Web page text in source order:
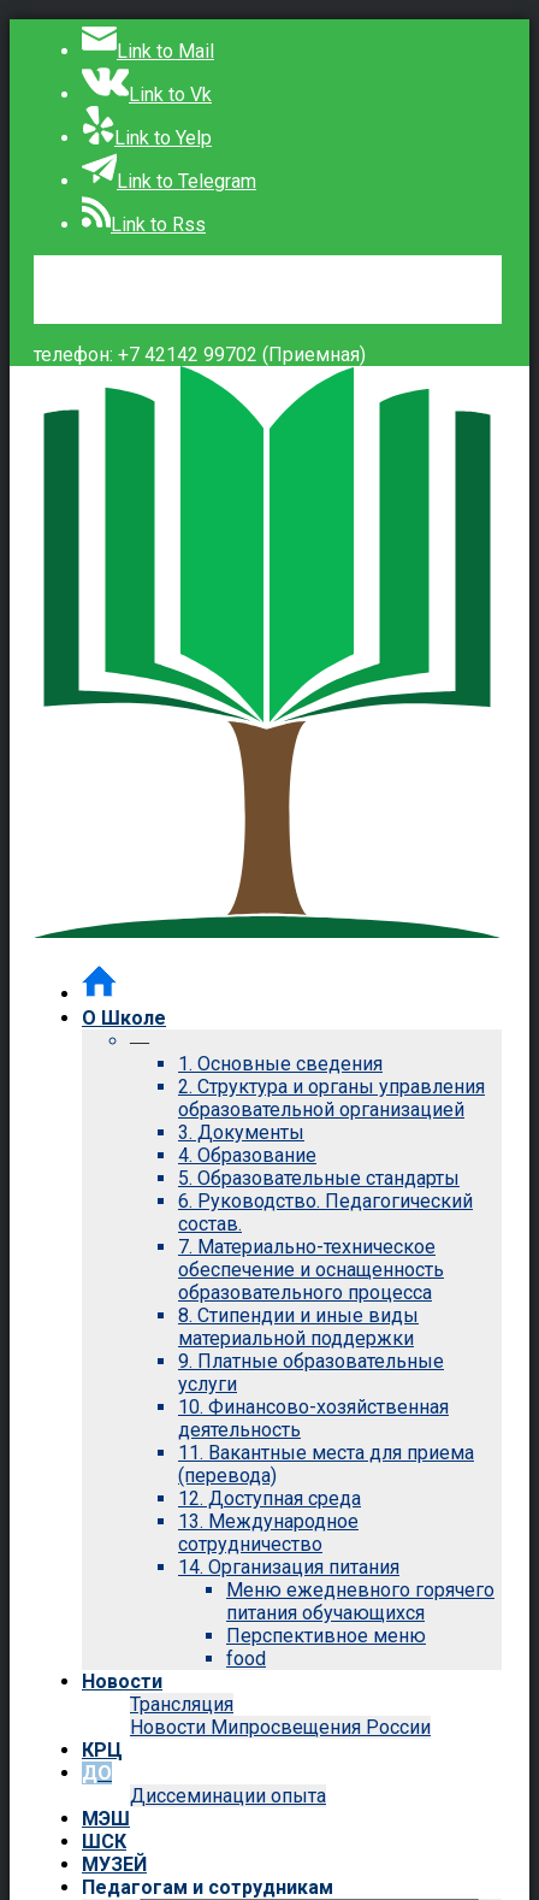
Link to Mail
Link to Vk
Link to Yelp
Link to Telegram
Link to Rss
телефон: +7 42142 99702 (Приемная)
О Школе
—
1. Основные сведения
2. Структура и органы управления
образовательной организацией
3. Документы
4. Образование
5. Образовательные стандарты
6. Руководство. Педагогический
состав.
7. Материально-техническое
обеспечение и оснащенность
образовательного процесса
8. Стипендии и иные виды
материальной поддержки
9. Платные образовательные
услуги
10. Финансово-хозяйственная
деятельность
11. Вакантные места для приема
(перевода)
12. Доступная среда
13. Международное
сотрудничество
14. Организация питания
Меню ежедневного горячего
питания обучающихся
Перспективное меню
food
Новости
Трансляция
Новости Мипросвещения России
КРЦ
ДО
Диссеминации опыта
МЭШ
ШСК
МУЗЕЙ
Педагогам и сотрудникам